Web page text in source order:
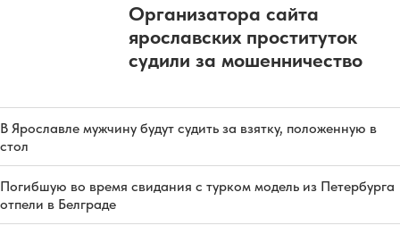
Организатора сайта
ярославских проституток
судили за мошенничество
В Ярославле мужчину будут судить за взятку, положенную в
стол
Погибшую во время свидания с турком модель из Петербурга
отпели в Белграде